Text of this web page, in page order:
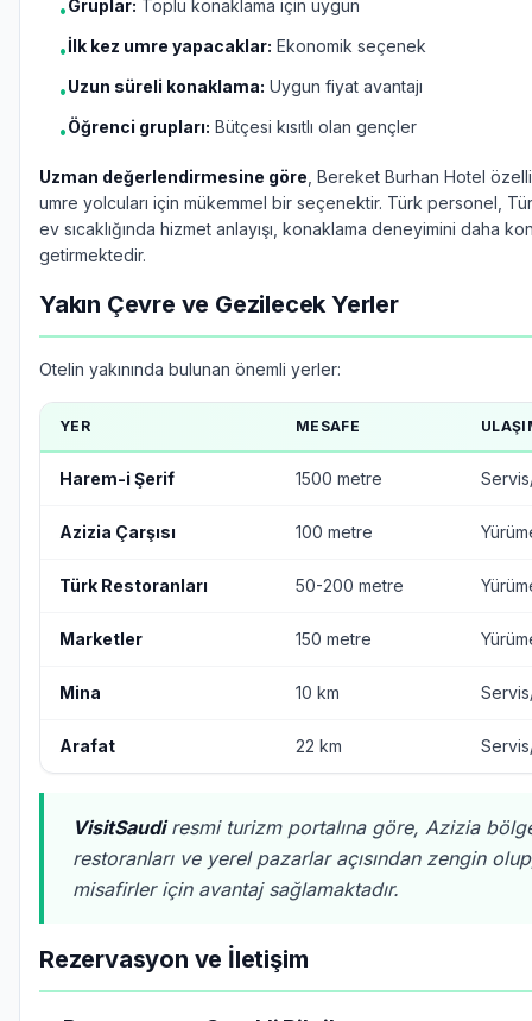
•Gruplar: Toplu konaklama için uygun
•İlk kez umre yapacaklar: Ekonomik seçenek
•Uzun süreli konaklama: Uygun fiyat avantajı
•Öğrenci grupları: Bütçesi kısıtlı olan gençler
Uzman değerlendirmesine göre , Bereket Burhan Hotel
umre yolcuları için mükemmel bir seçenektir. Türk personel,
ev sıcaklığında hizmet anlayışı, konaklama deneyimini daha
getirmektedir.
Yakın Çevre ve Gezilecek Yerler
Otelin yakınında bulunan önemli yerler:
YER MESAFE
Harem-i Şerif 1500 metre
Azizia Çarşısı 100 metre
Türk Restoranları 50-200 metre
Marketler 150 metre
Mina 10 km
Arafat 22 km
VisitSaudiresmi turizm portalına göre, Azizia
restoranları ve yerel pazarlar açısından zengin
misafirler için avantaj sağlamaktadır.
Rezervasyon ve İletişim